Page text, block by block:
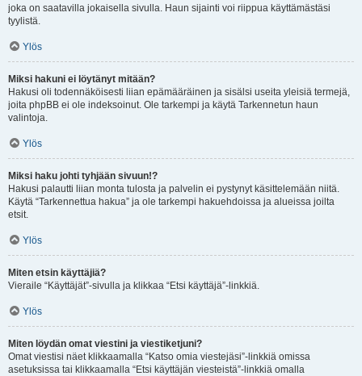
joka on saatavilla jokaisella sivulla. Haun sijainti voi riippua käyttämästäsi
tyylistä.
Ylös
Miksi hakuni ei löytänyt mitään?
Hakusi oli todennäköisesti liian epämääräinen ja sisälsi useita yleisiä termejä,
joita phpBB ei ole indeksoinut. Ole tarkempi ja käytä Tarkennetun haun
valintoja.
Ylös
Miksi haku johti tyhjään sivuun!?
Hakusi palautti liian monta tulosta ja palvelin ei pystynyt käsittelemään niitä.
Käytä “Tarkennettua hakua” ja ole tarkempi hakuehdoissa ja alueissa joilta
etsit.
Ylös
Miten etsin käyttäjiä?
Vieraile “Käyttäjät”-sivulla ja klikkaa “Etsi käyttäjä”-linkkiä.
Ylös
Miten löydän omat viestini ja viestiketjuni?
Omat viestisi näet klikkaamalla “Katso omia viestejäsi”-linkkiä omissa
asetuksissa tai klikkaamalla “Etsi käyttäjän viesteistä”-linkkiä omalla